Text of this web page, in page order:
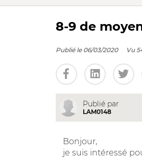
8-9 de
Publié le 06/03/2020 Vu
Publié par
LAM0148
Bonjour,
je suis intéressé